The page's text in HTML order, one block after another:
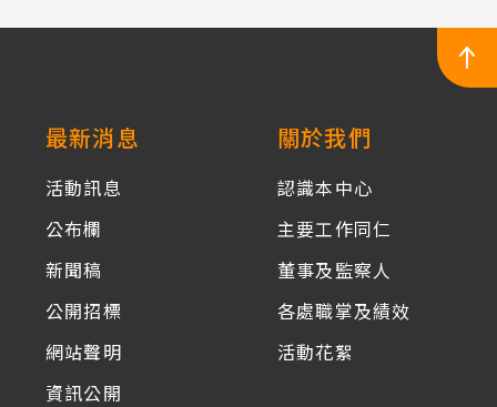
最新消息
活動訊息
公布欄
新聞稿
公開招標
網站聲明
資訊公開
關於我們
認識本中心
主要工作同仁
董事及監察人
各處職掌及績效
活動花絮